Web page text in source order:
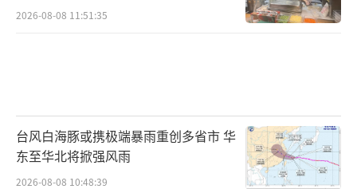
2026-08-08 11:51:35
台风白海豚或携极端暴雨重创多省市 华
东至华北将掀强风雨
2026-08-08 10:48:39